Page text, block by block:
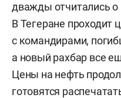
дважды отчитались о
В Тегеране проходит
с командирами,
а новый рахбар все
Цены на нефть
готовятся